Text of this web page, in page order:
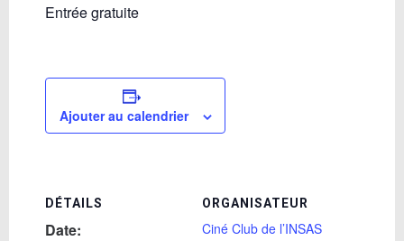
Entrée gratuite
Ajouter au calendrier
DÉTAILS
Date:
ORGANISATEUR
Ciné Club de l’INSAS